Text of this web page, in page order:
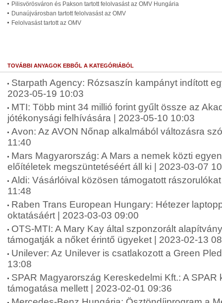
Pilisvörösváron és Pakson tartott felolvasást az OMV Hungária
Dunaújvárosban tartott felolvasást az OMV
Felolvasást tartott az OMV
TOVÁBBI ANYAGOK EBBŐL A KATEGÓRIÁBÓL
Starpath Agency: Rózsaszín kampányt indított
2023-05-19 10:03
MTI: Több mint 34 millió forint gyűlt össze az
jótékonysági felhívására | 2023-05-10 10:03
Avon: Az AVON Nőnap alkalmából változásra
11:40
Mars Magyarország: A Mars a nemek közti
előítéletek megszüntetéséért áll ki | 2023-03-07
Aldi: Vásárlóival közösen támogatott
11:48
Raben Trans European Hungary: Hétezer
oktatásáért | 2023-03-03 09:00
OTS-MTI: A Mary Kay által szponzorált
támogatják a nőket érintő ügyeket | 2023-02-13
Unilever: Az Unilever is csatlakozott a Green
13:08
SPAR Magyarország Kereskedelmi Kft.: A SPAR
támogatása mellett | 2023-02-01 09:36